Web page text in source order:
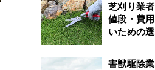
芝刈り業
値段・費
いための
害獣駆除